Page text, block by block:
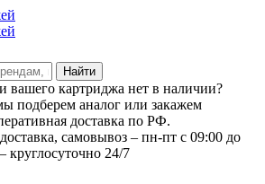
картриджа нет в наличии?
подберем аналог или закажем
доставка по РФ.
самовывоз – пн-пт с 09:00 до
круглосуточно 24/7